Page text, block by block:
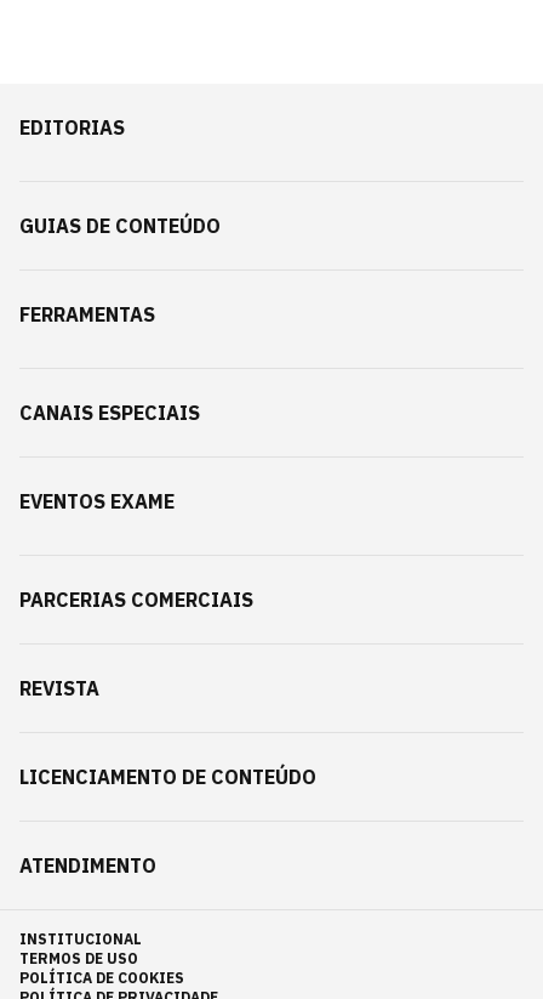
EDITORIAS
GUIAS DE CONTEÚDO
FERRAMENTAS
CANAIS ESPECIAIS
EVENTOS EXAME
PARCERIAS COMERCIAIS
REVISTA
LICENCIAMENTO DE CONTEÚDO
ATENDIMENTO
INSTITUCIONAL
TERMOS DE USO
POLÍTICA DE COOKIES